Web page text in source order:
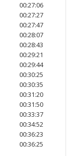
00:27:06
00:27:27
00:27:47
00:28:07
00:28:43
00:29:21
00:29:44
00:30:25
00:30:35
00:31:20
00:31:50
00:33:37
00:34:52
00:36:23
00:36:25